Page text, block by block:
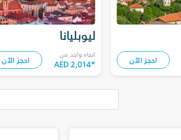
احجز الآن
ليوبليانا
اتجاه واحد من
AED 2,014* احجز الآن